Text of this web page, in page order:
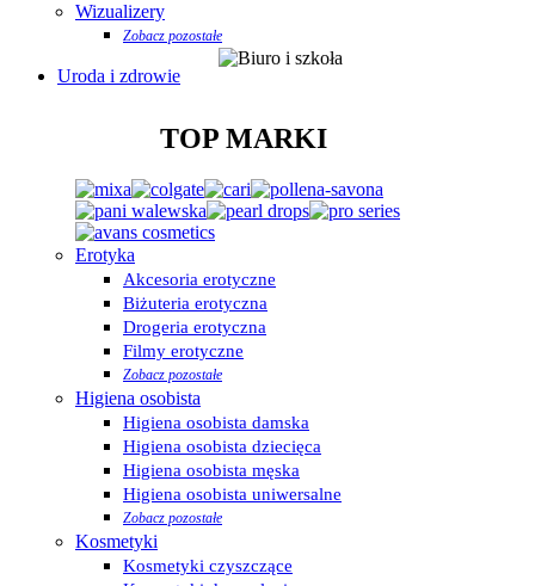
Wizualizery
Zobacz pozostałe
Uroda i zdrowie
TOP MARKI
Erotyka
Akcesoria erotyczne
Biżuteria erotyczna
Drogeria erotyczna
Filmy erotyczne
Zobacz pozostałe
Higiena osobista
Higiena osobista damska
Higiena osobista dziecięca
Higiena osobista męska
Higiena osobista uniwersalne
Zobacz pozostałe
Kosmetyki
Kosmetyki czyszczące